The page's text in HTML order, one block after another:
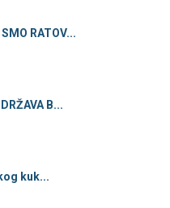
RATOV...
B...
kuk...